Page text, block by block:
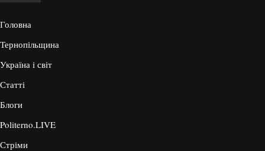
Головна
Тернопільщина
Україна і світ
Статті
Блоги
Politerno.LIVE
Стріми